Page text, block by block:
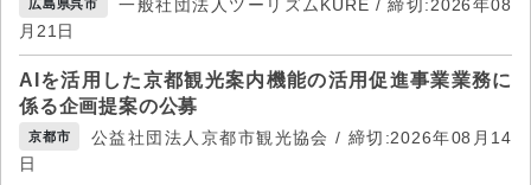
広島県呉市
一般社団法人ツーリズムKURE / 締切:2026年08
月21日
AIを活用した京都観光案内機能の活用促進事業業務に
係る企画提案の公募
京都市
公益社団法人京都市観光協会 / 締切:2026年08月14
日